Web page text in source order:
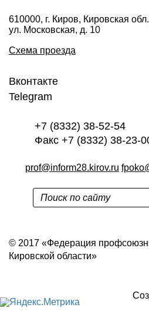
610000, г. Киров, Кировская
ул. Московская, д. 10
Схема проезда
Вконтакте
Telegram
+7 (8332) 38-52-54
Факс +7 (8332) 38-23-
prof@inform28.kirov.ru
© 2017 «Федерация
Кировской области»